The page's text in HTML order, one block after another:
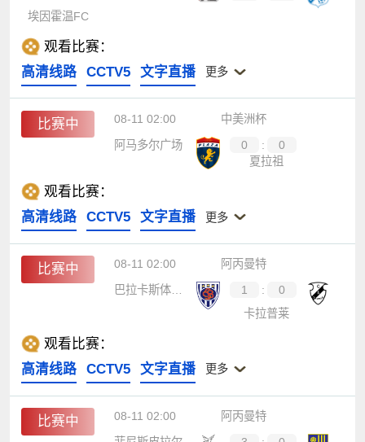
埃因霍温FC
观看比赛：
高清线路
CCTV5 文字直播 更多
比赛中 08-11 02:00
中美洲杯
阿马多尔广场
0 :
0
夏拉祖
观看比赛：
高清线路
CCTV5 文字直播 更多
比赛中 08-11 02:00
阿丙曼特
巴拉卡斯体育会
1 :
0
卡拉普莱
观看比赛：
高清线路
CCTV5 文字直播 更多
比赛中 08-11 02:00
阿丙曼特